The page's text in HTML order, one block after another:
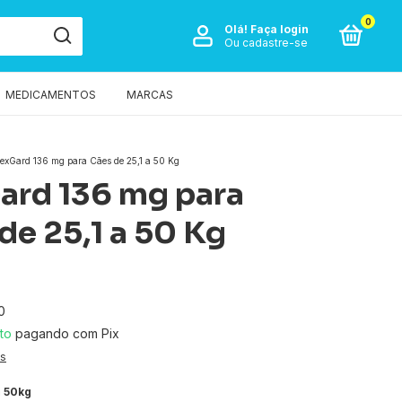
Olá! Faça login
Ou cadastre-se
0
MEDICAMENTOS MARCAS
136 mg para Cães de 25,1 a 50 Kg
136 mg para
25,1 a 50 Kg
pagando com Pix
50kg